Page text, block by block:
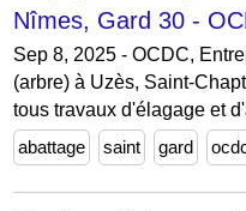
Nîmes, Gard 30 -
Sep 8, 2025 - OCDC,
(arbre) à Uzès, Saint-
tous travaux d'élagage et
abattage
saint gard